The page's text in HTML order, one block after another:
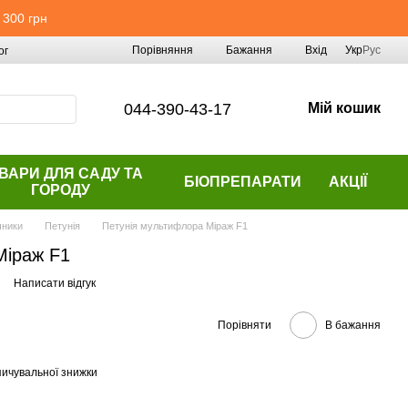
грн
Порівняння Бажання Вхід УкрРус
044-390-43-17 Мій кошик
ДЛЯ САДУ ТА
ГОРОДУ
БІОПРЕПАРАТИ АКЦІЇ
Петунія Петунія мультифлора Міраж F1
F1
Написати відгук
Порівняти В бажання
знижки